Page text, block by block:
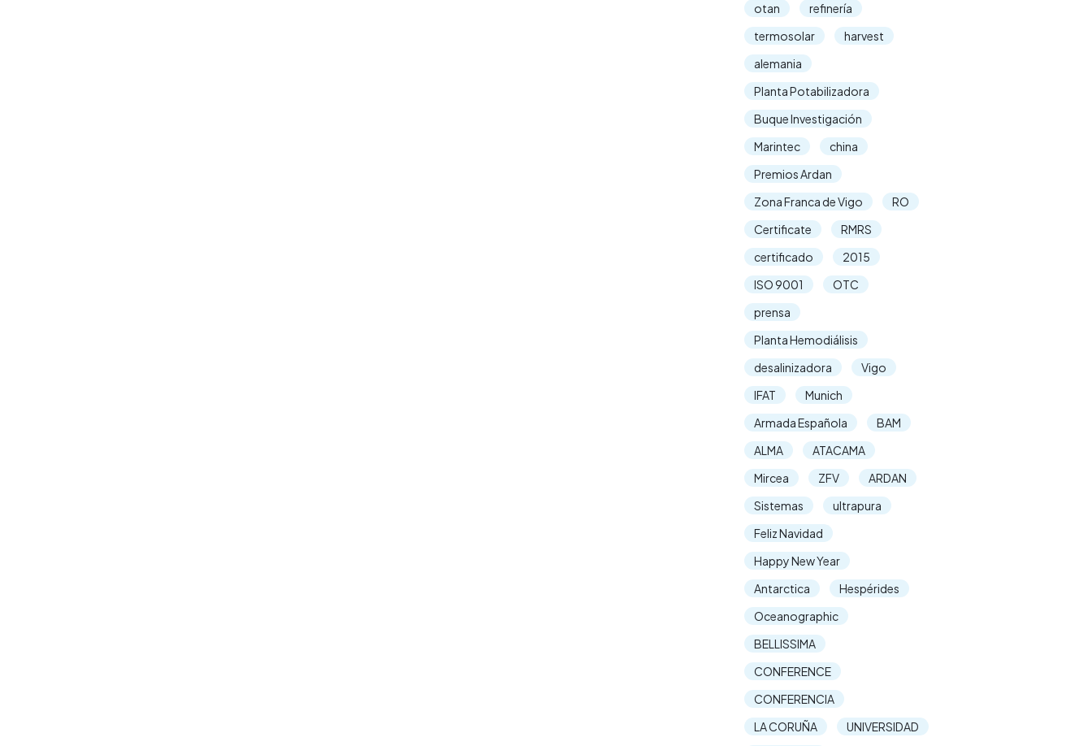
otan
refinería
termosolar
harvest
alemania
Planta Potabilizadora
Buque Investigación
Marintec
china
Premios Ardan
Zona Franca de Vigo
RO
Certificate
RMRS
certificado
2015
ISO 9001
OTC
prensa
Planta Hemodiálisis
desalinizadora
Vigo
IFAT
Munich
Armada Española
BAM
ALMA
ATACAMA
Mircea
ZFV
ARDAN
Sistemas
ultrapura
Feliz Navidad
Happy New Year
Antarctica
Hespérides
Oceanographic
BELLISSIMA
CONFERENCE
CONFERENCIA
LA CORUÑA
UNIVERSIDAD